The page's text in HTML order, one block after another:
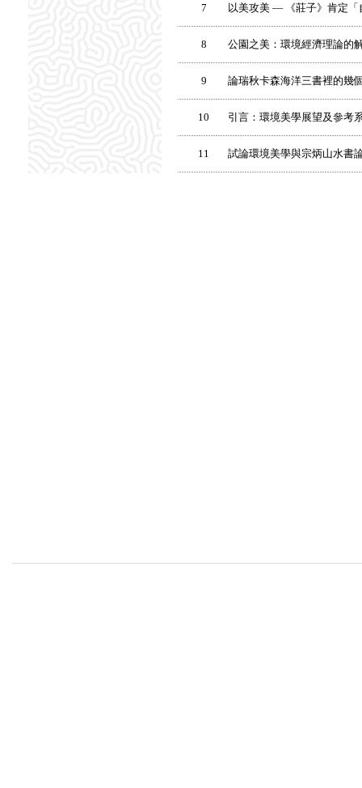
7 以美攻美 — 《莊子》肯定「
8 公園之美：環境經濟理論的
9 論瑞秋卡森海洋三書裡的幾
10 引言：環境美學展望及參考
11 試論環境美學與宗炳山水書